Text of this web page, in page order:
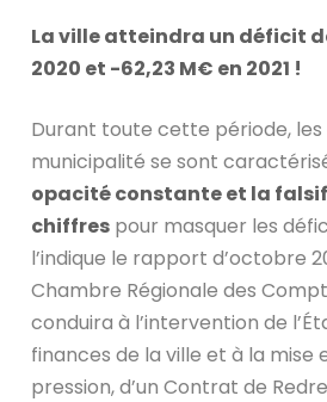
La ville atteindra un déficit
2020 et -62,23 M€ en 2021 !
Durant toute cette période,
municipalité se sont
opacité constante et la
chiffres pour masquer les
l’indique le rapport d’octobre
Chambre Régionale des
conduira à l’intervention de
finances de la ville et à la mise
pression, d’un Contrat de